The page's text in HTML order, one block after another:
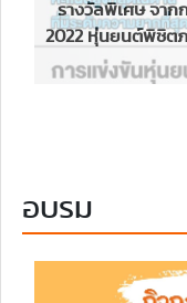
รางวัลพิเศษ จาก
2022 หุ่นยนต์พิชิตภ
อบรม